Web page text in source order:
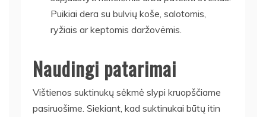
Puikiai dera su bulvių koše, salotomis,
ryžiais ar keptomis daržovėmis.
Naudingi patarimai
Vištienos suktinukų sėkmė slypi kruopščiame
pasiruošime. Siekiant, kad suktinukai būtų itin